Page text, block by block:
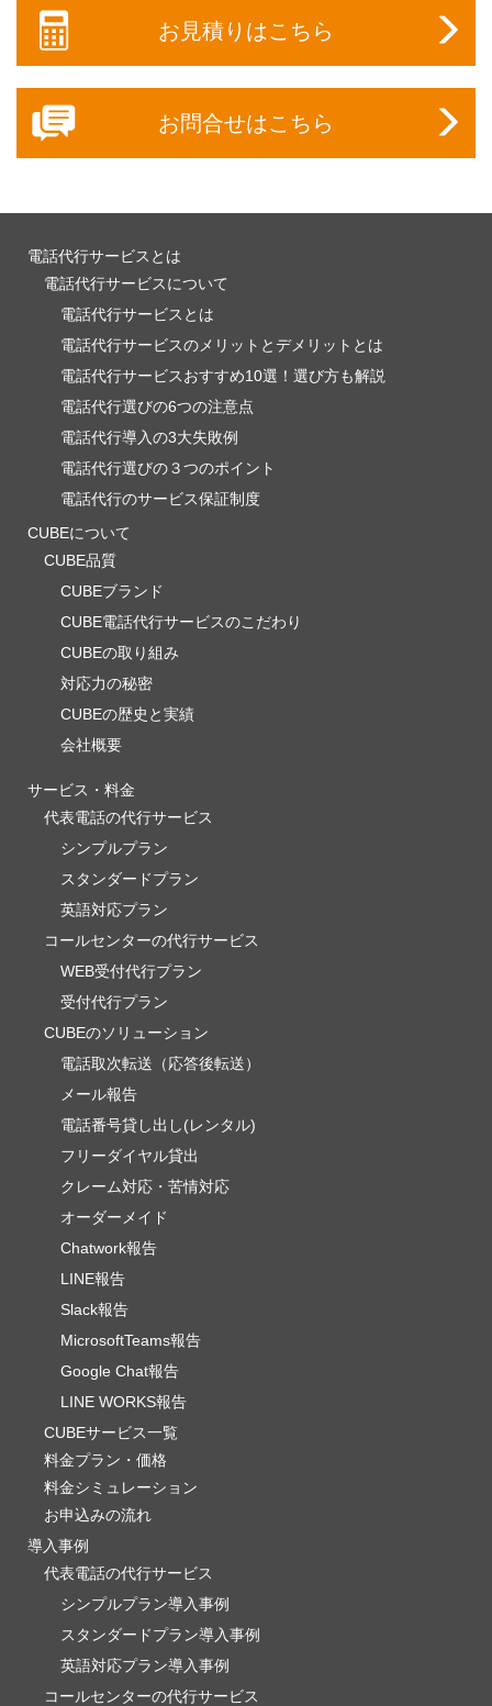
お見積りはこちら
お問合せはこちら
電話代行サービスとは
電話代行サービスについて
電話代行サービスとは
電話代行サービスのメリットとデメリットとは
電話代行サービスおすすめ10選！選び方も解説
電話代行選びの6つの注意点
電話代行導入の3大失敗例
電話代行選びの３つのポイント
電話代行のサービス保証制度
CUBEについて
CUBE品質
CUBEブランド
CUBE電話代行サービスのこだわり
CUBEの取り組み
対応力の秘密
CUBEの歴史と実績
会社概要
サービス・料金
代表電話の代行サービス
シンプルプラン
スタンダードプラン
英語対応プラン
コールセンターの代行サービス
WEB受付代行プラン
受付代行プラン
CUBEのソリューション
電話取次転送（応答後転送）
メール報告
電話番号貸し出し(レンタル)
フリーダイヤル貸出
クレーム対応・苦情対応
オーダーメイド
Chatwork報告
LINE報告
Slack報告
MicrosoftTeams報告
Google Chat報告
LINE WORKS報告
CUBEサービス一覧
料金プラン・価格
料金シミュレーション
お申込みの流れ
導入事例
代表電話の代行サービス
シンプルプラン導入事例
スタンダードプラン導入事例
英語対応プラン導入事例
コールセンターの代行サービス